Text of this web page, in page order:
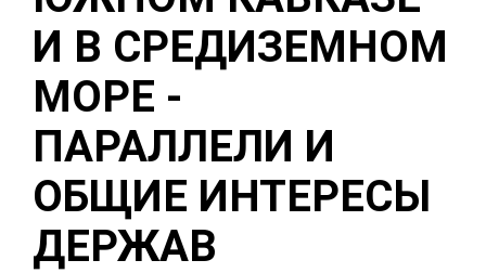
И В СРЕДИЗЕМНОМ
МОРЕ -
ПАРАЛЛЕЛИ И
ОБЩИЕ ИНТЕРЕСЫ
ДЕРЖАВ